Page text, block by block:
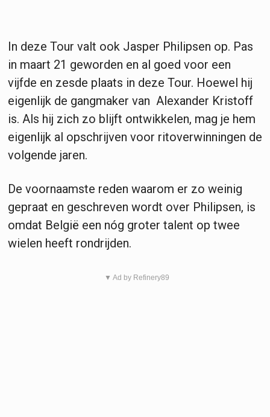
In deze Tour valt ook Jasper Philipsen op. Pas
in maart 21 geworden en al goed voor een
vijfde en zesde plaats in deze Tour. Hoewel hij
eigenlijk de gangmaker van Alexander Kristoff
is. Als hij zich zo blijft ontwikkelen, mag je hem
eigenlijk al opschrijven voor ritoverwinningen de
volgende jaren.
De voornaamste reden waarom er zo weinig
gepraat en geschreven wordt over Philipsen, is
omdat België een nóg groter talent op twee
wielen heeft rondrijden.
▼ Ad by Refinery89